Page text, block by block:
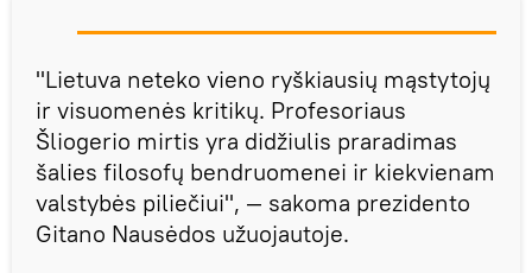
"Lietuva neteko vieno ryškiausių mąstytojų
ir visuomenės kritikų. Profesoriaus
Šliogerio mirtis yra didžiulis praradimas
šalies filosofų bendruomenei ir kiekvienam
valstybės piliečiui", — sakoma prezidento
Gitano Nausėdos užuojautoje.